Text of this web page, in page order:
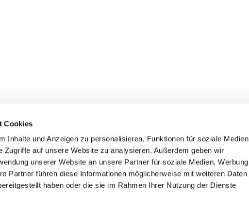
Cookies
Inhalte und Anzeigen zu personalisieren, Funktionen für soziale Medien
Zugriffe auf unsere Website zu analysieren. Außerdem geben wir
unserer Website an unsere Partner für soziale Medien, Werbung
Partner führen diese Informationen möglicherweise mit weiteren Daten
haben oder die sie im Rahmen Ihrer Nutzung der Dienste
St. Maria Magdalena Oderland-Spree